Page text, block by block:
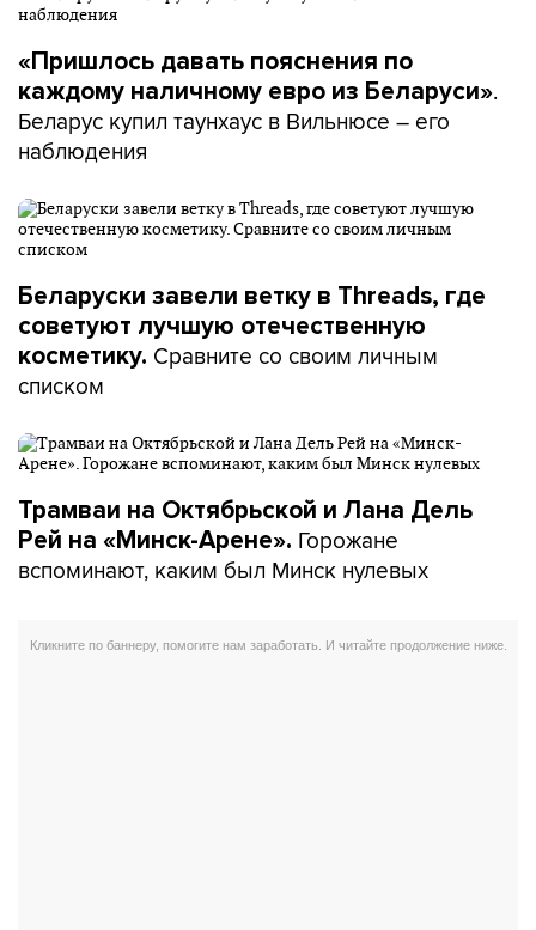
«Пришлось давать пояснения по
каждому наличному евро из Беларуси».
Беларус купил таунхаус в Вильнюсе – его
наблюдения
Беларуски завели ветку в Threads, где
советуют лучшую отечественную
косметику. Сравните со своим личным
списком
Трамваи на Октябрьской и Лана Дель
Рей на «Минск-Арене». Горожане
вспоминают, каким был Минск нулевых